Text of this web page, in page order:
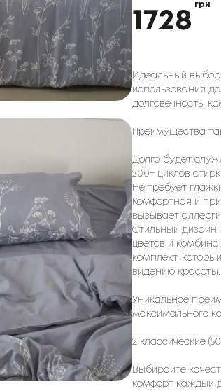
1728
грн
Идеальный выбор
использования
долговечность,
Преимущества
Долго будет
200+ циклов
Не требует
Комфортная и
вызывает
Стильный
цветов и
комплект,
видению красоты.
Уникальное
максимального
2 классические
Выбирайте
комфорт каждый